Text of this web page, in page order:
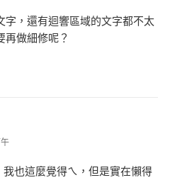
字，還有迴響區域的文字都不太
再做細修呢？
也這麼覺得ㄟ，但是實在懶得